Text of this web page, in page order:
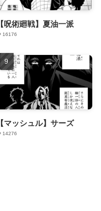
【呪術廻戦】夏油一派
16176
【マッシュル】サーズ
14276